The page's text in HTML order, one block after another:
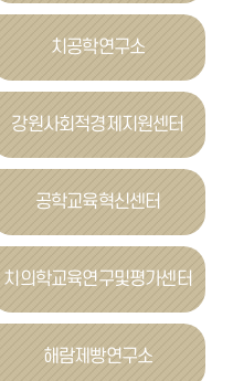
치공학연구소
강원사회적경제지원센터
공학교육혁신센터
치의학교육연구및평가센터
해람제빵연구소